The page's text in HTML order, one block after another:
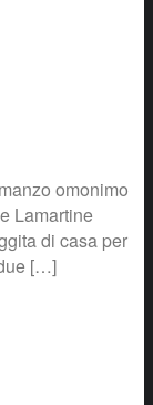
omonimo
Lamartine
di casa per
[…]